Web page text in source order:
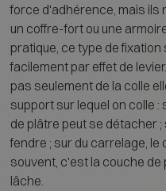
force d'adhérence, mais ils
un coffre-fort ou une
pratique, ce type de
facilement par effet de
pas seulement de la colle
support sur lequel on colle :
de plâtre peut se détacher
fendre ; sur du carrelage,
souvent, c'est la couche de
lâche.